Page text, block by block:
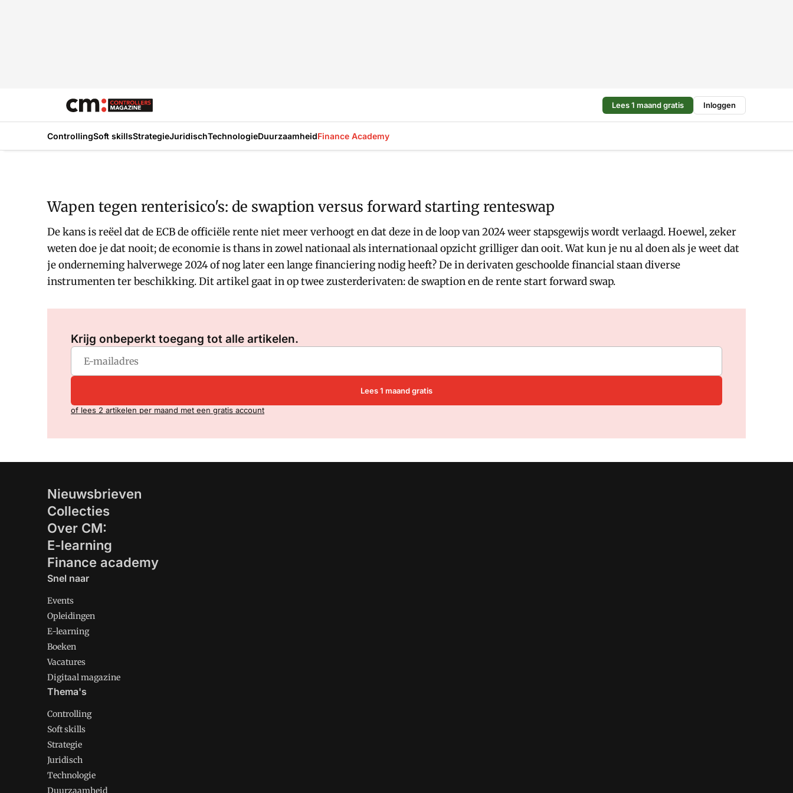
Lees 1 maand gratis Inloggen
ControllingSoft skillsStrategieJuridischTechnologieDuurzaamheidFinance Academy
Wapen tegen renterisico's: de swaption versus forward starting renteswap
De kans is reëel dat de ECB de officiële rente niet meer verhoogt en dat deze in de loop van 2024 weer stapsgewijs wordt verlaagd. Hoewel, zeker
weten doe je dat nooit; de economie is thans in zowel nationaal als internationaal opzicht grilliger dan ooit. Wat kun je nu al doen als je weet dat
je onderneming halverwege 2024 of nog later een lange financiering nodig heeft? De in derivaten geschoolde financial staan diverse
instrumenten ter beschikking. Dit artikel gaat in op twee zusterderivaten: de swaption en de rente start forward swap.
Krijg onbeperkt toegang tot alle artikelen.
Lees 1 maand gratis
of lees 2 artikelen per maand met een gratis account
Nieuwsbrieven
Collecties
Over CM:
E-learning
Finance academy
Snel naar
Events
Opleidingen
E-learning
Boeken
Vacatures
Digitaal magazine
Thema's
Controlling
Soft skills
Strategie
Juridisch
Technologie
Duurzaamheid